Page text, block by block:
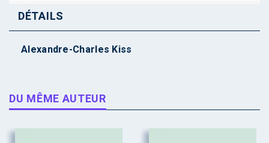
DÉTAILS
Alexandre-Charles Kiss
DU MÊME AUTEUR